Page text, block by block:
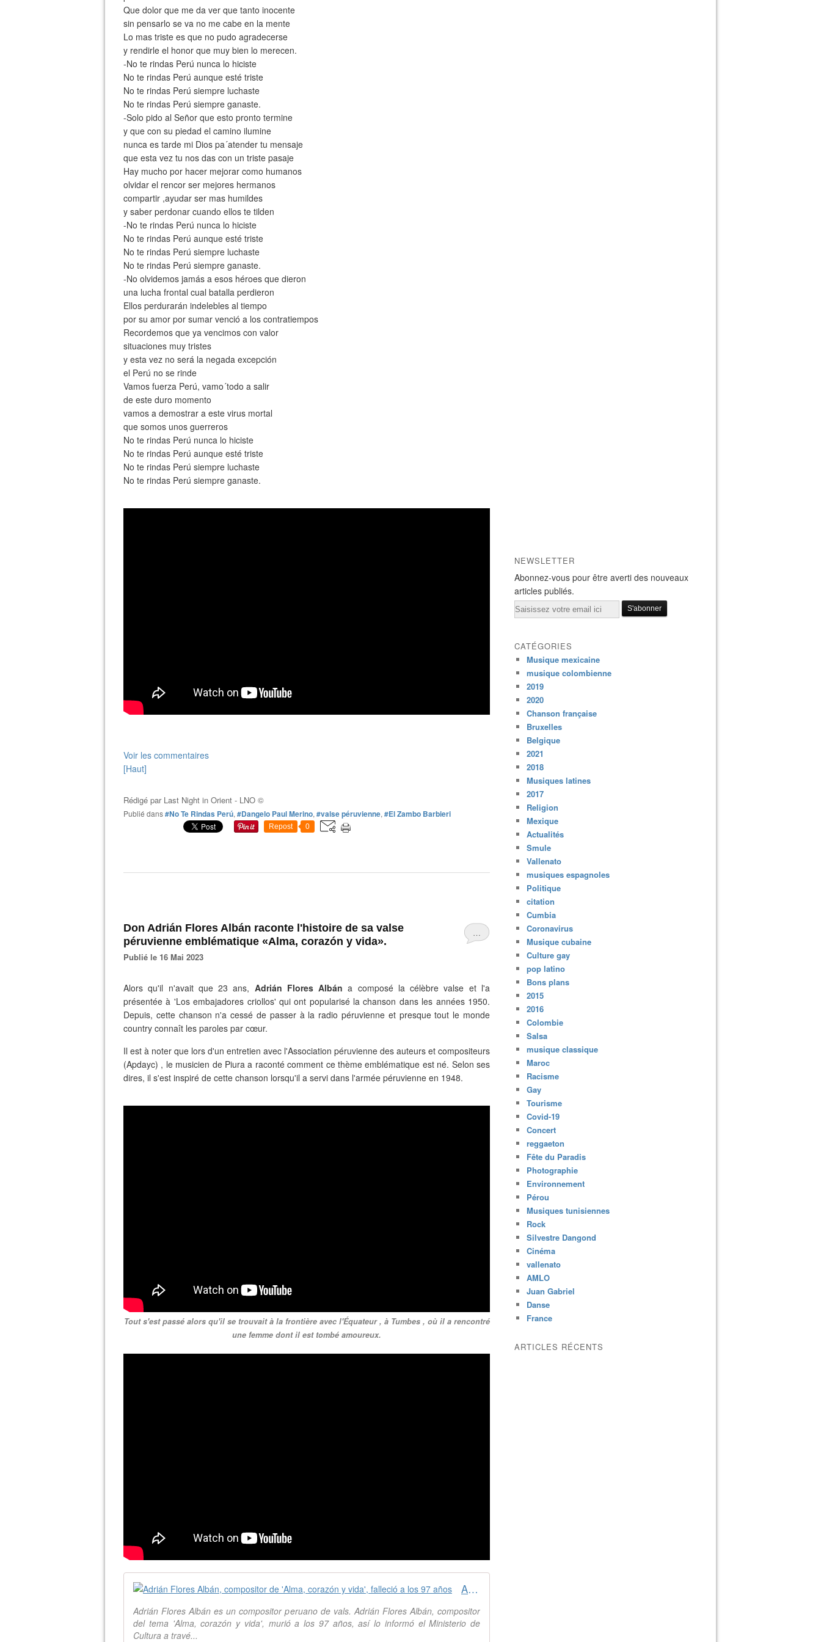
Que dolor que me da ver que tanto inocente
sin pensarlo se va no me cabe en la mente
Lo mas triste es que no pudo agradecerse
y rendirle el honor que muy bien lo merecen.
-No te rindas Perú nunca lo hiciste
No te rindas Perú aunque esté triste
No te rindas Perú siempre luchaste
No te rindas Perú siempre ganaste.
-Solo pido al Señor que esto pronto termine
y que con su piedad el camino ilumine
nunca es tarde mi Dios pa´atender tu mensaje
que esta vez tu nos das con un triste pasaje
Hay mucho por hacer mejorar como humanos
olvidar el rencor ser mejores hermanos
compartir ,ayudar ser mas humildes
y saber perdonar cuando ellos te tilden
-No te rindas Perú nunca lo hiciste
No te rindas Perú aunque esté triste
No te rindas Perú siempre luchaste
No te rindas Perú siempre ganaste.
-No olvidemos jamás a esos héroes que dieron
una lucha frontal cual batalla perdieron
Ellos perdurarán indelebles al tiempo
por su amor por sumar venció a los contratiempos
Recordemos que ya vencimos con valor
situaciones muy tristes
y esta vez no será la negada excepción
el Perú no se rinde
Vamos fuerza Perú, vamo´todo a salir
de este duro momento
vamos a demostrar a este virus mortal
que somos unos guerreros
No te rindas Perú nunca lo hiciste
No te rindas Perú aunque esté triste
No te rindas Perú siempre luchaste
No te rindas Perú siempre ganaste.
Voir les commentaires
[Haut]
Rédigé par Last Night in Orient - LNO ©
Publié dans#No Te Rindas Perú, #Dangelo Paul Merino, #valse péruvienne, #El Zambo Barbieri
Repost 0
…
Don Adrián Flores Albán raconte l'histoire de sa valse
péruvienne emblématique «Alma, corazón y vida».
Publié le 16 Mai 2023
Alors qu'il n'avait que 23 ans, Adrián Flores Albán a composé la célèbre valse et l'a
présentée à 'Los embajadores criollos' qui ont popularisé la chanson dans les années 1950.
Depuis, cette chanson n'a cessé de passer à la radio péruvienne et presque tout le monde
country connaît les paroles par cœur.
Il est à noter que lors d'un entretien avec l'Association péruvienne des auteurs et compositeurs
(Apdayc) , le musicien de Piura a raconté comment ce thème emblématique est né. Selon ses
dires, il s'est inspiré de cette chanson lorsqu'il a servi dans l'armée péruvienne en 1948.
Tout s'est passé alors qu'il se trouvait à la frontière avec l'Équateur , à Tumbes , où il a rencontré
une femme dont il est tombé amoureux.
Adrián Flores Albán, compositor de 'Alma, corazón y vida', falleció a los 97 años
Adrián Flores Albán es un compositor peruano de vals. Adrián Flores Albán, compositor
del tema 'Alma, corazón y vida', murió a los 97 años, así lo informó el Ministerio de
Cultura a travé...
NEWSLETTER
Abonnez-vous pour être averti des nouveaux
articles publiés.
Email
CATÉGORIES
Musique mexicaine
musique colombienne
2019
2020
Chanson française
Bruxelles
Belgique
2021
2018
Musiques latines
2017
Religion
Mexique
Actualités
Smule
Vallenato
musiques espagnoles
Politique
citation
Cumbia
Coronavirus
Musique cubaine
Culture gay
pop latino
Bons plans
2015
2016
Colombie
Salsa
musique classique
Maroc
Racisme
Gay
Tourisme
Covid-19
Concert
reggaeton
Fête du Paradis
Photographie
Environnement
Pérou
Musiques tunisiennes
Rock
Silvestre Dangond
Cinéma
vallenato
AMLO
Juan Gabriel
Danse
France
ARTICLES RÉCENTS